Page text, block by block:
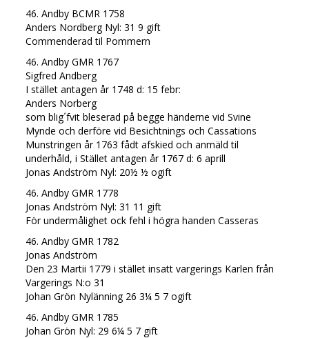
46. Andby BCMR 1758
Anders Nordberg Nyl: 31 9 gift
Commenderad til Pommern
46. Andby GMR 1767
Sigfred Andberg
I stället antagen år 1748 d: 15 febr:
Anders Norberg
som blig´fvit bleserad på begge händerne vid Svine
Mynde och derföre vid Besichtnings och Cassations
Munstringen år 1763 fådt afskied och anmäld til
underhåld, i Stället antagen år 1767 d: 6 aprill
Jonas Andström Nyl: 20½ ½ ogift
46. Andby GMR 1778
Jonas Andström Nyl: 31 11 gift
För undermålighet ock fehl i högra handen Casseras
46. Andby GMR 1782
Jonas Andström
Den 23 Martii 1779 i stället insatt vargerings Karlen från
Vargerings N:o 31
Johan Grön Nylänning 26 3¼ 5 7 ogift
46. Andby GMR 1785
Johan Grön Nyl: 29 6¼ 5 7 gift